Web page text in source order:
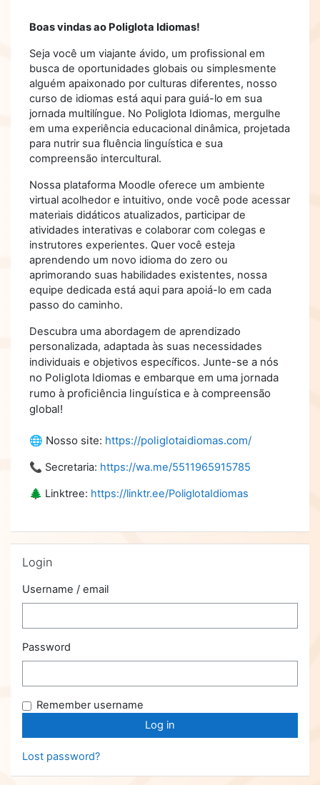
Boas vindas ao Poliglota Idiomas!
Seja você um viajante ávido, um profissional em
busca de oportunidades globais ou simplesmente
alguém apaixonado por culturas diferentes, nosso
curso de idiomas está aqui para guiá-lo em sua
jornada multilíngue. No Poliglota Idiomas, mergulhe
em uma experiência educacional dinâmica, projetada
para nutrir sua fluência linguística e sua
compreensão intercultural.
Nossa plataforma Moodle oferece um ambiente
virtual acolhedor e intuitivo, onde você pode acessar
materiais didáticos atualizados, participar de
atividades interativas e colaborar com colegas e
instrutores experientes. Quer você esteja
aprendendo um novo idioma do zero ou
aprimorando suas habilidades existentes, nossa
equipe dedicada está aqui para apoiá-lo em cada
passo do caminho.
Descubra uma abordagem de aprendizado
personalizada, adaptada às suas necessidades
individuais e objetivos específicos. Junte-se a nós
no Poliglota Idiomas e embarque em uma jornada
rumo à proficiência linguística e à compreensão
global!
🌐 Nosso site: https://poliglotaidiomas.com/
📞 Secretaria: https://wa.me/5511965915785
🌲 Linktree: https://linktr.ee/PoliglotaIdiomas
Login
Username / email
Password
Remember username
Lost password?